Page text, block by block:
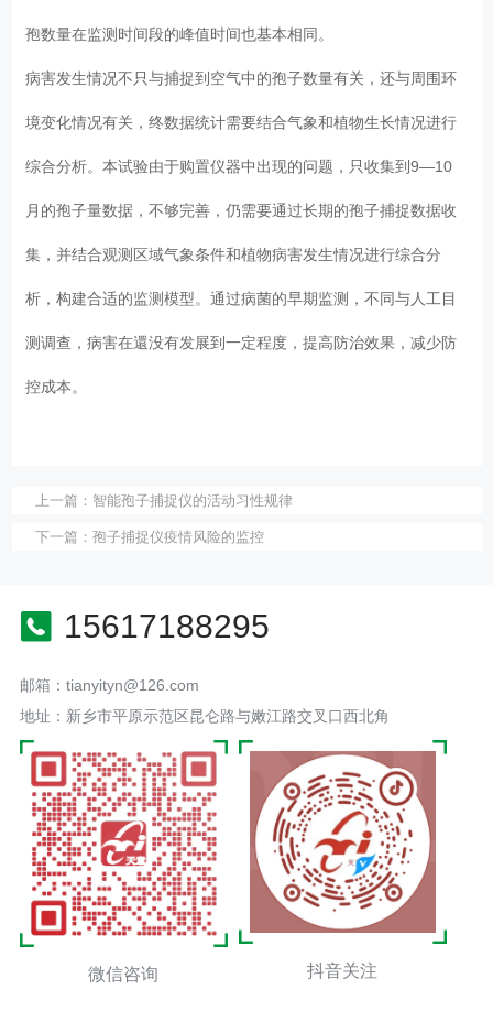
孢数量在监测时间段的峰值时间也基本相同。
病害发生情况不只与捕捉到空气中的孢子数量有关，还与周围环
境变化情况有关，终数据统计需要结合气象和植物生长情况进行
综合分析。本试验由于购置仪器中出现的问题，只收集到9—10
月的孢子量数据，不够完善，仍需要通过长期的孢子捕捉数据收
集，并结合观测区域气象条件和植物病害发生情况进行综合分
析，构建合适的监测模型。通过病菌的早期监测，不同与人工目
测调查，病害在還没有发展到一定程度，提高防治效果，减少防
控成本。
上一篇： 智能孢子捕捉仪的活动习性规律
下一篇： 孢子捕捉仪疫情风险的监控
15617188295
邮箱：tianyityn@126.com
地址：新乡市平原示范区昆仑路与嫩江路交叉口西北角
微信咨询 抖音关注